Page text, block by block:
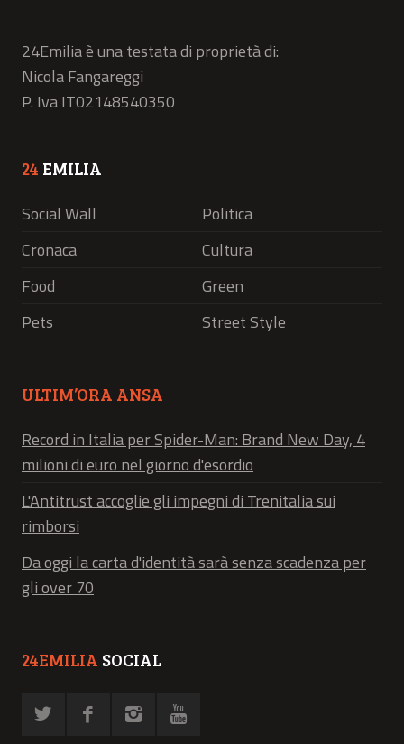
24Emilia è una testata di proprietà di:
Nicola Fangareggi
P. Iva IT02148540350
24 EMILIA
Social Wall
Politica
Cronaca
Cultura
Food
Green
Pets
Street Style
ULTIM’ORA ANSA
Record in Italia per Spider-Man: Brand New Day, 4
milioni di euro nel giorno d'esordio
L'Antitrust accoglie gli impegni di Trenitalia sui
rimborsi
Da oggi la carta d'identità sarà senza scadenza per
gli over 70
24EMILIA SOCIAL